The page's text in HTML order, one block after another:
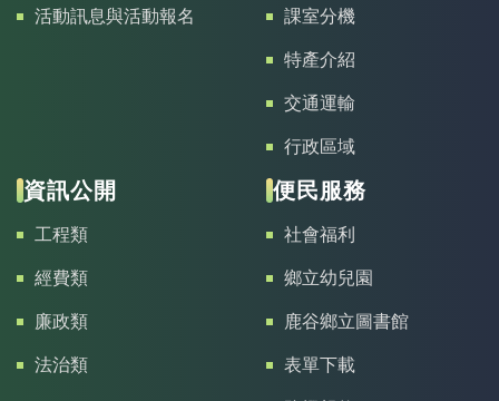
活動訊息與活動報名 課室分機
特產介紹
交通運輸
行政區域
資訊公開
工程類
經費類
廉政類
法治類
便民服務
社會福利
鄉立幼兒園
鹿谷鄉立圖書館
表單下載